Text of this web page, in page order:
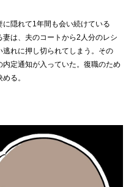
隠れて1年間も会い続けている
は、夫のコートから2人分のレシ
れに押し切られてしまう。その
定通知が入っていた。復職のため
る。